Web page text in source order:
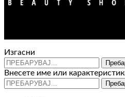
Изгасни
Внесете име или